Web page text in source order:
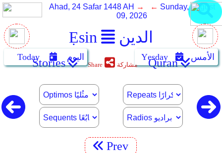
Ẹsin الدين
Ahad, 24 Safar 1448 AH → ← Sunday, August
09, 2026
Today اليوم Yẹsday الأمس Stories Share مشاركة Quran
Prev